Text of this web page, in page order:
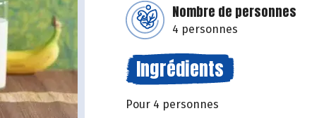
Nombre de personnes
4 personnes
Ingrédients
Pour 4 personnes